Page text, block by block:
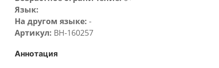
Язык:
На другом языке: -
Артикул: BH-160257
Аннотация